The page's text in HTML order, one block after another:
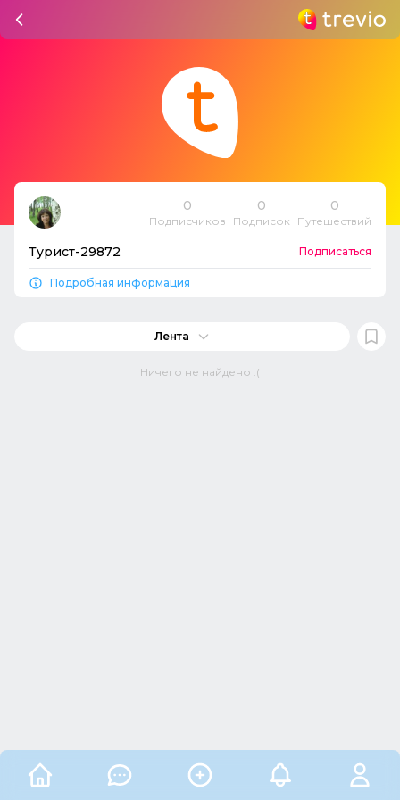
0
Подписчиков
0
Подписок
0
Путешествий
Турист-29872 Подписаться
Подробная информация
Лента
Ничего не найдено :(